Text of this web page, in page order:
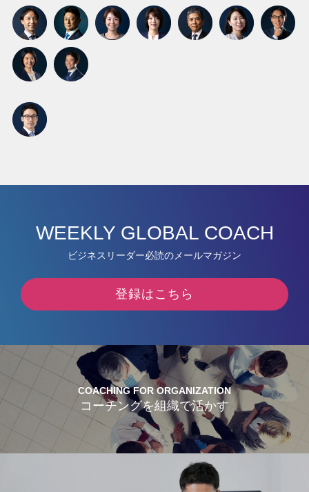
WEEKLY GLOBAL COACH
ビジネスリーダー必読のメールマガジン
登録はこちら
COACHING FOR ORGANIZATION
コーチングを組織で活かす